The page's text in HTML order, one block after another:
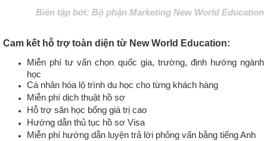
Biên tập bởi: Bộ phận Marketing New World Education
Cam kết hỗ trợ toàn diện từ New World Education:
Miễn phí tư vấn chọn quốc gia, trường, định hướng ngành
học
Cá nhân hóa lộ trình du học cho từng khách hàng
Miễn phí dịch thuật hồ sơ
Hỗ trợ săn học bổng giá trị cao
Hướng dẫn thủ tục hồ sơ Visa
Miễn phí hướng dẫn luyện trả lời phỏng vấn bằng tiếng Anh